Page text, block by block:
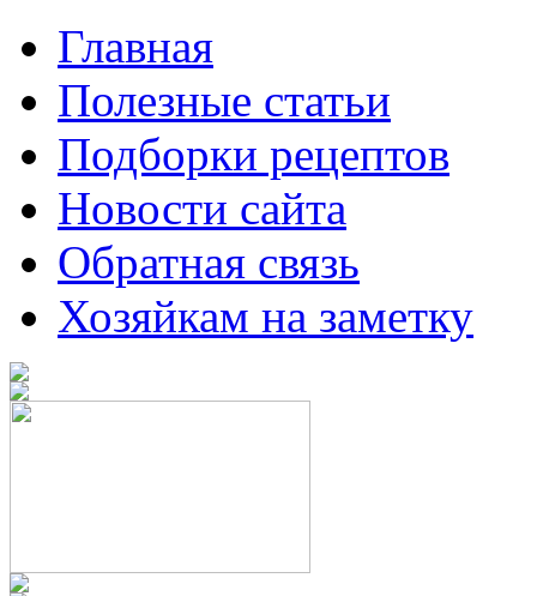
Главная
Полезные статьи
Подборки рецептов
Новости сайта
Обратная связь
Хозяйкам на заметку